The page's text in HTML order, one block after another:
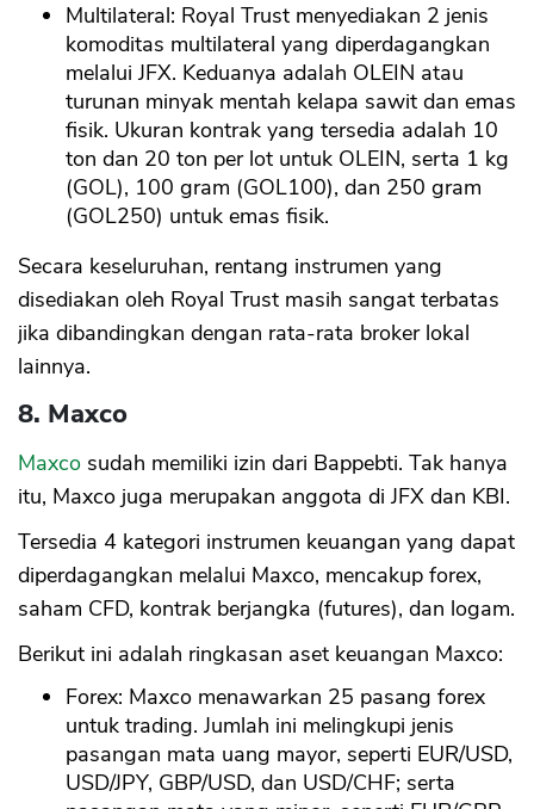
Multilateral: Royal Trust menyediakan 2 jenis
komoditas multilateral yang diperdagangkan
melalui JFX. Keduanya adalah OLEIN atau
turunan minyak mentah kelapa sawit dan emas
fisik. Ukuran kontrak yang tersedia adalah 10
ton dan 20 ton per lot untuk OLEIN, serta 1 kg
(GOL), 100 gram (GOL100), dan 250 gram
(GOL250) untuk emas fisik.
Secara keseluruhan, rentang instrumen yang
disediakan oleh Royal Trust masih sangat terbatas
jika dibandingkan dengan rata-rata broker lokal
lainnya.
8. Maxco
Maxco sudah memiliki izin dari Bappebti. Tak hanya
itu, Maxco juga merupakan anggota di JFX dan KBI.
Tersedia 4 kategori instrumen keuangan yang dapat
diperdagangkan melalui Maxco, mencakup forex,
saham CFD, kontrak berjangka (futures), dan logam.
Berikut ini adalah ringkasan aset keuangan Maxco:
Forex: Maxco menawarkan 25 pasang forex
untuk trading. Jumlah ini melingkupi jenis
pasangan mata uang mayor, seperti EUR/USD,
USD/JPY, GBP/USD, dan USD/CHF; serta